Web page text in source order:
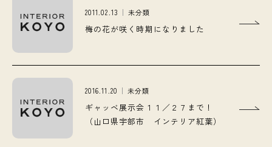
2011.02.13 未分類
梅の花が咲く時期になりました
2016.11.20 未分類
ギャッベ展示会１１／２７まで！
（山口県宇部市 インテリア紅葉）